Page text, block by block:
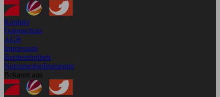
Kontakt
Datenschutz
AGB
Impressum
Barrierefreiheit
Nutzungsbedingungen
Bekannt aus